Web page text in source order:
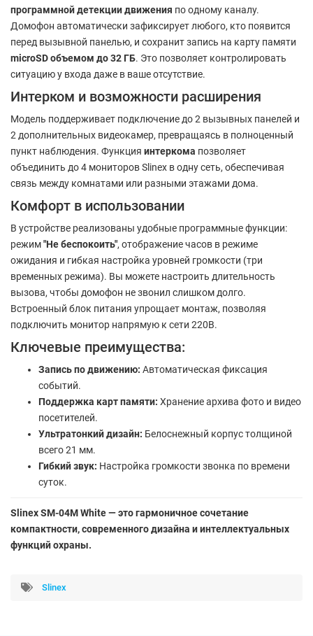
программной детекции движения по одному каналу.
Домофон автоматически зафиксирует любого, кто появится
перед вызывной панелью, и сохранит запись на карту памяти
microSD объемом до 32 ГБ. Это позволяет контролировать
ситуацию у входа даже в ваше отсутствие.
Интерком и возможности расширения
Модель поддерживает подключение до 2 вызывных панелей и
2 дополнительных видеокамер, превращаясь в полноценный
пункт наблюдения. Функция интеркома позволяет
объединить до 4 мониторов Slinex в одну сеть, обеспечивая
связь между комнатами или разными этажами дома.
Комфорт в использовании
В устройстве реализованы удобные программные функции:
режим"Не беспокоить", отображение часов в режиме
ожидания и гибкая настройка уровней громкости (три
временных режима). Вы можете настроить длительность
вызова, чтобы домофон не звонил слишком долго.
Встроенный блок питания упрощает монтаж, позволяя
подключить монитор напрямую к сети 220В.
Ключевые преимущества:
Запись по движению: Автоматическая фиксация
событий.
Поддержка карт памяти: Хранение архива фото и видео
посетителей.
Ультратонкий дизайн: Белоснежный корпус толщиной
всего 21 мм.
Гибкий звук: Настройка громкости звонка по времени
суток.
Slinex SM-04M White — это гармоничное сочетание
компактности, современного дизайна и интеллектуальных
функций охраны.
Slinex